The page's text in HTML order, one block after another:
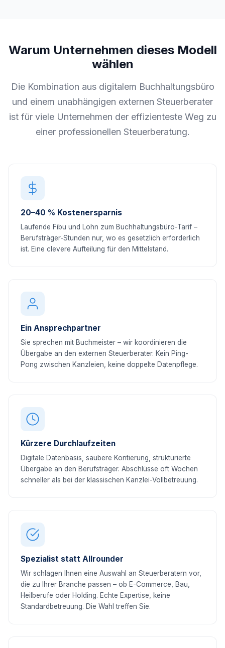
Warum Unternehmen dieses Modell
wählen
Die Kombination aus digitalem Buchhaltungsbüro
und einem unabhängigen externen Steuerberater
ist für viele Unternehmen der effizienteste Weg zu
einer professionellen Steuerberatung.
20–40 % Kostenersparnis
Laufende Fibu und Lohn zum Buchhaltungsbüro-Tarif –
Berufsträger-Stunden nur, wo es gesetzlich erforderlich
ist. Eine clevere Aufteilung für den Mittelstand.
Ein Ansprechpartner
Sie sprechen mit Buchmeister – wir koordinieren die
Übergabe an den externen Steuerberater. Kein Ping-
Pong zwischen Kanzleien, keine doppelte Datenpflege.
Kürzere Durchlaufzeiten
Digitale Datenbasis, saubere Kontierung, strukturierte
Übergabe an den Berufsträger. Abschlüsse oft Wochen
schneller als bei der klassischen Kanzlei-Vollbetreuung.
Spezialist statt Allrounder
Wir schlagen Ihnen eine Auswahl an Steuerberatern vor,
die zu Ihrer Branche passen – ob E-Commerce, Bau,
Heilberufe oder Holding. Echte Expertise, keine
Standardbetreuung. Die Wahl treffen Sie.